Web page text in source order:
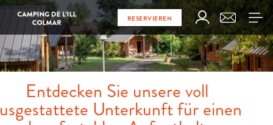
RESERVIEREN
Entdecken Sie unsere voll
Unterkunft für einen